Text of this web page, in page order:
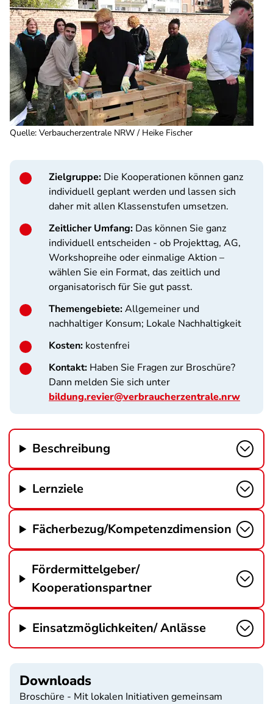
Quelle: Verbaucherzentrale NRW / Heike Fischer
Zielgruppe: Die Kooperationen können ganz
individuell geplant werden und lassen sich
daher mit allen Klassenstufen umsetzen.
Zeitlicher Umfang: Das können Sie ganz
individuell entscheiden - ob Projekttag, AG,
Workshopreihe oder einmalige Aktion –
wählen Sie ein Format, das zeitlich und
organisatorisch für Sie gut passt.
Themengebiete:Allgemeiner und
nachhaltiger Konsum; Lokale Nachhaltigkeit
Kosten: kostenfrei
Kontakt: Haben Sie Fragen zur Broschüre?
Dann melden Sie sich unter
bildung.revier@verbraucherzentrale.nrw
Beschreibung
Lernziele
Fächerbezug/Kompetenzdimension
Fördermittelgeber/
Kooperationspartner
Einsatzmöglichkeiten/ Anlässe
Downloads
Broschüre - Mit lokalen Initiativen gemeinsam